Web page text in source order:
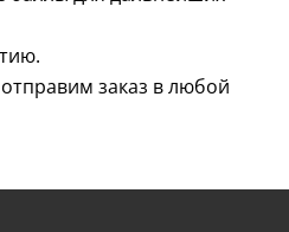
заказ в любой